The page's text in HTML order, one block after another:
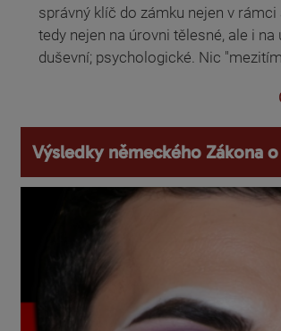
správný klíč do zámku nejen v rámci
tedy nejen na úrovni tělesné, ale i na
duševní; psychologické. Nic
Výsledky německého Zákona